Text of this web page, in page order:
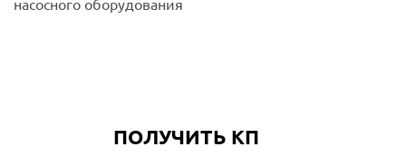
насосного оборудования
ПОЛУЧИТЬ КП